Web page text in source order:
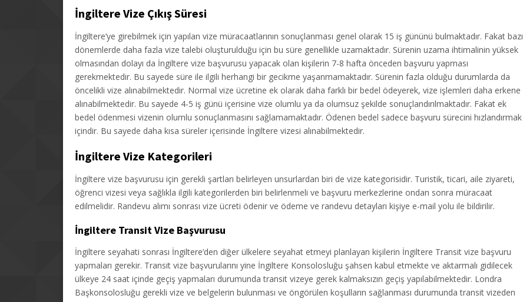
İngiltere Vize Çıkış Süresi
İngiltere’ye girebilmek için yapılan vize müracaatlarının sonuçlanması genel olarak 15 iş gününü bulmaktadır. Fakat bazı
dönemlerde daha fazla vize talebi oluşturulduğu için bu süre genellikle uzamaktadır. Sürenin uzama ihtimalinin yüksek
olmasından dolayı da İngiltere vize başvurusu yapacak olan kişilerin 7-8 hafta önceden başvuru yapması
gerekmektedir. Bu sayede süre ile ilgili herhangi bir gecikme yaşanmamaktadır. Sürenin fazla olduğu durumlarda da
öncelikli vize alınabilmektedir. Normal vize ücretine ek olarak daha farklı bir bedel ödeyerek, vize işlemleri daha erkene
alınabilmektedir. Bu sayede 4-5 iş günü içerisine vize olumlu ya da olumsuz şekilde sonuçlandırılmaktadır. Fakat ek
bedel ödenmesi vizenin olumlu sonuçlanmasını sağlamamaktadır. Ödenen bedel sadece başvuru sürecini hızlandırmak
içindir. Bu sayede daha kısa süreler içerisinde İngiltere vizesi alınabilmektedir.
İngiltere Vize Kategorileri
İngiltere vize başvurusu için gerekli şartları belirleyen unsurlardan biri de vize kategorisidir. Turistik, ticari, aile ziyareti,
öğrenci vizesi veya sağlıkla ilgili kategorilerden biri belirlenmeli ve başvuru merkezlerine ondan sonra müracaat
edilmelidir. Randevu alımı sonrası vize ücreti ödenir ve ödeme ve randevu detayları kişiye e-mail yolu ile bildirilir.
İngiltere Transit Vize Başvurusu
İngiltere seyahati sonrası İngiltere’den diğer ülkelere seyahat etmeyi planlayan kişilerin İngiltere Transit vize başvuru
yapmaları gerekir. Transit vize başvurularını yine İngiltere Konsolosluğu şahsen kabul etmekte ve aktarmalı gidilecek
ülkeye 24 saat içinde geçiş yapmaları durumunda transit vizeye gerek kalmaksızın geçiş yapılabilmektedir. Londra
Başkonsolosluğu gerekli vize ve belgelerin bulunması ve öngörülen koşulların sağlanması durumunda transit vizeden